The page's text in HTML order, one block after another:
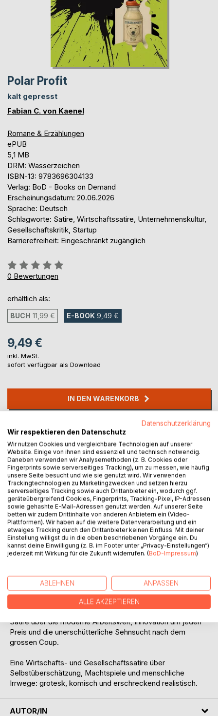
Polar Profit
kalt gepresst
Fabian C. von Kaenel
Romane & Erzählungen
ePUB
5,1 MB
DRM: Wasserzeichen
ISBN-13: 9783696304133
Verlag: BoD - Books on Demand
Erscheinungsdatum: 20.06.2026
Sprache: Deutsch
Schlagworte: Satire, Wirtschaftssatire, Unternehmenskultur,
Gesellschaftskritik, Startup
Barrierefreiheit: Eingeschränkt zugänglich
Bewertung::
0%
0 Bewertungen
erhältlich als:
BUCH 11,99 € E-BOOK 9,49 €
9,49 €
inkl. MwSt.
sofort verfügbar als Download
IN DEN WARENKORB
Auf die Merkliste
Titel bewerten
BESCHREIBUNG
Polar Profit, kalt gepresst
Dan, ein charismatischer Blender mit
Durchschnittsmensch, gründen ein Start-up für
Eisbärenmilch. Zwischen Investorenwahn,
Qualitätsversprechen, absurden Businessplänen und
moralischem Totalausfall entfaltet sich eine bitterböse
Satire über die moderne Arbeitswelt, Innovation um jeden
Preis und die unerschütterliche Sehnsucht nach dem
grossen Coup.
Eine Wirtschafts- und Gesellschaftssatire über
Selbstüberschätzung, Machtspiele und menschliche
Irrwege: grotesk, komisch und erschreckend realistisch.
AUTOR/IN
Datenschutzerklärung
Wir respektieren den Datenschutz
Wir nutzen Cookies und vergleichbare Technologien auf unserer
Website. Einige von ihnen sind essenziell und technisch notwendig.
Daneben verwenden wir Analysemethoden (z. B. Cookies oder
Fingerprints sowie serverseitiges Tracking), um zu messen, wie häufig
unsere Seite besucht und wie sie genutzt wird. Wir verwenden
Trackingtechnologien zu Marketingzwecken und setzen hierzu
serverseitiges Tracking sowie auch Drittanbieter ein, wodurch ggf.
geräteübergreifend Cookies, Fingerprints, Tracking-Pixel, IP-Adressen
sowie gehashte E-Mail-Adressen genutzt werden. Auf unserer Seite
betten wir zudem Drittinhalte von anderen Anbietern ein (Video-
Plattformen). Wir haben auf die weitere Datenverarbeitung und ein
etwaiges Tracking durch den Drittanbieter keinen Einfluss. Mit deiner
Einstellung willigst du in die oben beschriebenen Vorgänge ein. Du
kannst deine Einwilligung (z. B. im Footer unter „Privacy-Einstellungen“)
jederzeit mit Wirkung für die Zukunft widerrufen. (BoD-Impressum)
ABLEHNEN ANPASSEN
ALLE AKZEPTIEREN